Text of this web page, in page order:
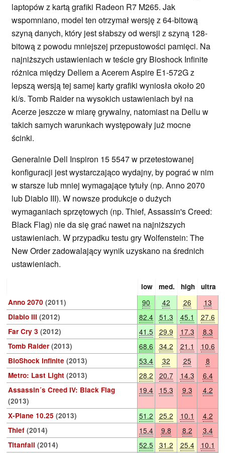
laptopów z kartą grafiki Radeon R7 M265. Jak
wspomniano, model ten otrzymał wersję z 64-bitową
szyną danych, który jest słabszy od wersji z szyną 128-
bitową z powodu mniejszej przepustowości pamięci. Na
najniższych ustawieniach w teście gry Bioshock Infinite
różnica między Dellem a Acerem Aspire E1-572G z
lepszą wersją tej samej karty grafiki wyniosła około 20
kl/s. Tomb Raider na wysokich ustawieniach był na
Acerze jeszcze w miarę grywalny, natomiast na Dellu w
takich samych warunkach występowały już mocne
ścinki.
Generalnie Dell Inspiron 15 5547 w przetestowanej
konfiguracji jest wystarczająco wydajny, by pograć w nim
w starsze lub mniej wymagające tytuły (np. Anno 2070
lub Diablo III). W nowsze produkcje o dużych
wymaganiach sprzętowych (np. Thief, Assassin's Creed:
Black Flag) nie da się grać nawet na najniższych
ustawieniach. W przypadku testu gry Wolfenstein: The
New Order zadowalający wynik uzyskano na średnich
ustawieniach.
low med. high
ultra
Anno 2070 (2011) 90 42 26 13
Diablo III (2012) 82.4 51.3 45.1 27.6
Far Cry 3 (2012) 41.5 29.9 17.3 8.3
Tomb Raider (2013) 68.6 34.2 21.1 10.6
BioShock Infinite (2013) 53.4 32 25 8
Metro: Last Light (2013) 28.2 20.7 14.3 6.4
Assassin´s Creed IV: Black Flag
(2013)
19.4 15.3 9.3 4.2
X-Plane 10.25 (2013) 51.2 25.2 10.1 4.2
Thief (2014) 15.4 9.8 8.2 3.4
Titanfall (2014) 52.5 31.2 25.4 10.1